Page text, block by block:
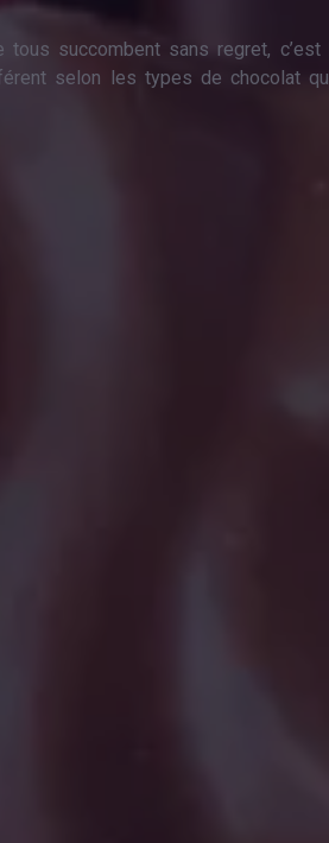
tous succombent sans regret, c’est
selon les types de chocolat